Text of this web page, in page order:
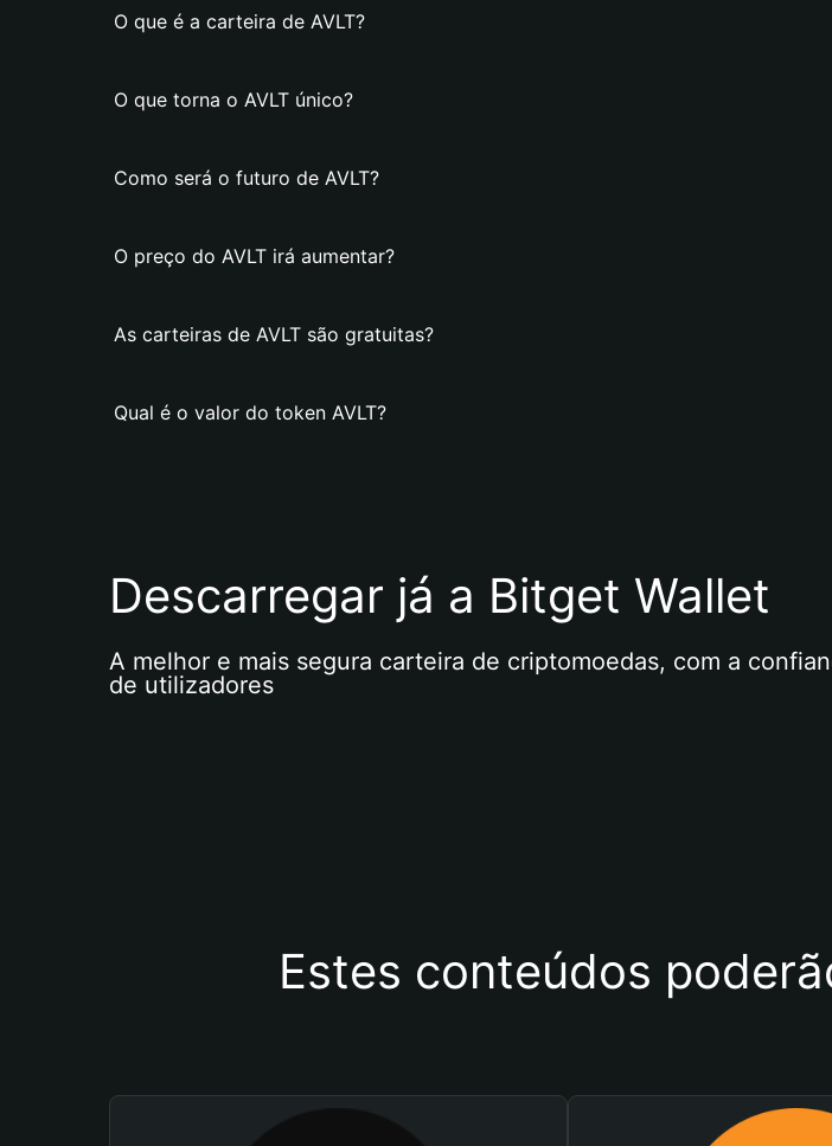
O que é a carteira de AVLT?
O que torna o AVLT único?
Como será o futuro de AVLT?
O preço do AVLT irá aumentar?
As carteiras de AVLT são gratuitas?
Qual é o valor do token AVLT?
Descarregar já a Bitget Wallet
A melhor e mais segura carteira de criptomoedas, com a
de utilizadores
Estes conteúdos